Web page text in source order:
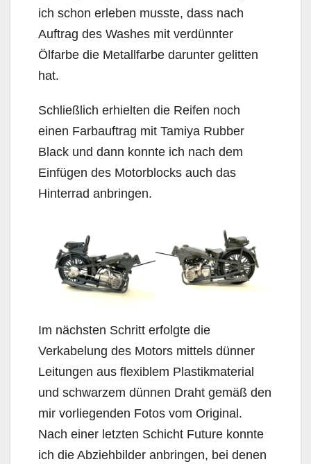
ich schon erleben musste, dass nach
Auftrag des Washes mit verdünnter
Ölfarbe die Metallfarbe darunter gelitten
hat.
Schließlich erhielten die Reifen noch
einen Farbauftrag mit Tamiya Rubber
Black und dann konnte ich nach dem
Einfügen des Motorblocks auch das
Hinterrad anbringen.
Im nächsten Schritt erfolgte die
Verkabelung des Motors mittels dünner
Leitungen aus flexiblem Plastikmaterial
und schwarzem dünnen Draht gemäß den
mir vorliegenden Fotos vom Original.
Nach einer letzten Schicht Future konnte
ich die Abziehbilder anbringen, bei denen